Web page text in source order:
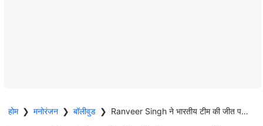
होम ❯ मनोरंजन ❯ बॉलीवुड ❯ Ranveer Singh ने भारतीय टीम की जीत पर जताया गर्व, कहा- नीले रंग के लोग योद्धाओं की तरह लड़े...